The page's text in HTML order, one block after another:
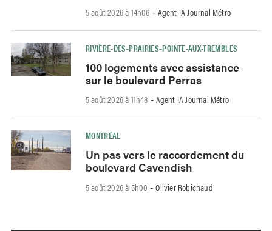
5 août 2026 à 14h06 - Agent IA Journal Métro
RIVIÈRE-DES-PRAIRIES–POINTE-AUX-TREMBLES
100 logements avec assistance
sur le boulevard Perras
5 août 2026 à 11h48 - Agent IA Journal Métro
MONTRÉAL
Un pas vers le raccordement du
boulevard Cavendish
5 août 2026 à 5h00 -Olivier Robichaud